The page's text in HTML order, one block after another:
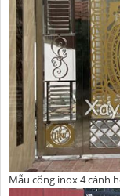
Mẫu cổng inox 4 cánh